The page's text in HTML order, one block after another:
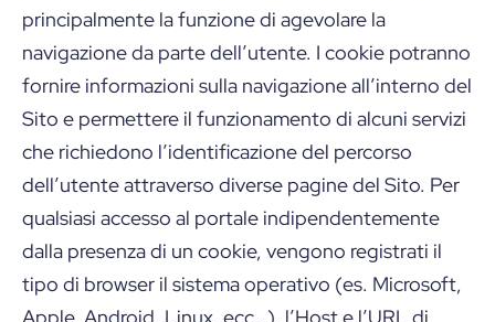
principalmente la funzione di agevolare la
navigazione da parte dell’utente. I cookie potranno
fornire informazioni sulla navigazione all’interno del
Sito e permettere il funzionamento di alcuni servizi
che richiedono l’identificazione del percorso
dell’utente attraverso diverse pagine del Sito. Per
qualsiasi accesso al portale indipendentemente
dalla presenza di un cookie, vengono registrati il
tipo di browser il sistema operativo (es. Microsoft,